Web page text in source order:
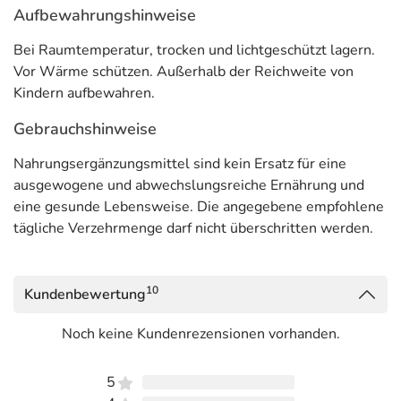
Anwendung
Täglich 3 x 1 Kapsel mit viel Flüssigkeit zwischen den
Mahlzeiten verzehren.
Calcium 250 mg
31
Magnesium
NICApur Micronutrition GmbH
Aufbewahrungshinweise
Bei Raumtemperatur, trocken und lichtgeschützt lagern.
Vor Wärme schützen. Außerhalb der Reichweite von
Kindern aufbewahren.
Gebrauchshinweise
Nahrungsergänzungsmittel sind kein Ersatz für eine
ausgewogene und abwechslungsreiche Ernährung und
eine gesunde Lebensweise. Die angegebene empfohlene
tägliche Verzehrmenge darf nicht überschritten werden.
Kundenbewertung10
Noch keine Kundenrezensionen vorhanden.
5